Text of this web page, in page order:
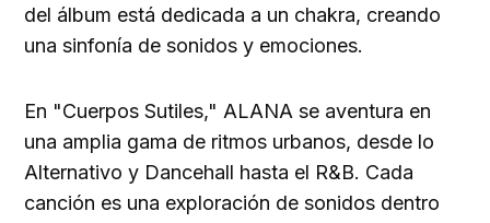
del álbum está dedicada a un chakra, creando
una sinfonía de sonidos y emociones.
En "Cuerpos Sutiles," ALANA se aventura en
una amplia gama de ritmos urbanos, desde lo
Alternativo y Dancehall hasta el R&B. Cada
canción es una exploración de sonidos dentro